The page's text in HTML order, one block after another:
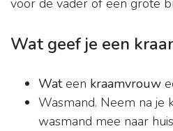
voor de vader of een grote
Wat geef je een
Wateen kraamvrouw
Wasmand. Neem na je
wasmand mee naar